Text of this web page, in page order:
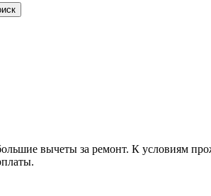
вычеты за ремонт. К условиям